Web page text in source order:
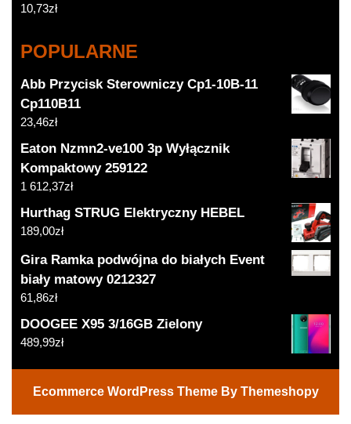
10,73zł
POPULARNE
Abb Przycisk Sterowniczy Cp1-10B-11
Cp110B11
23,46zł
Eaton Nzmn2-ve100 3p Wyłącznik
Kompaktowy 259122
1 612,37zł
Hurthag STRUG Elektryczny HEBEL
189,00zł
Gira Ramka podwójna do białych Event
biały matowy 0212327
61,86zł
DOOGEE X95 3/16GB Zielony
489,99zł
Ecommerce WordPress ThemeBy Themeshopy